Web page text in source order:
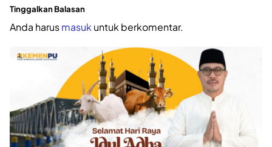
Tinggalkan Balasan
Anda harusmasuk untuk berkomentar.